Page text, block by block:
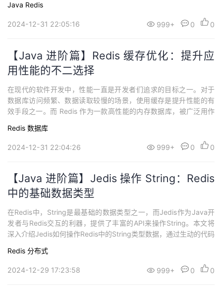
语言，通俗易懂的方式为你呈现。 了解 Redis Set在 Redis 中，Set
是一种无序...
Java Redis
2024-12-31 22:05:16 999+ 0 0
【Java 进阶篇】Redis 缓存优化：提升应
用性能的不二选择
在现代的软件开发中，性能一直是开发者们追求的目标之一。对于
数据库访问频繁、数据读取较慢的场景，使用缓存是提升性能的有
效手段之一。而 Redis 作为一款高性能的内存数据库，被广泛用作
过优化缓存提升应用性能的奥秘。 缓存的魅力缓存，就像是一位贴
心的助手，可以加速应用程序的许多操作。它通过将一些计算结果
Redis 数据库
2024-12-31 22:04:26 999+ 0 0
【Java 进阶篇】Jedis 操作 String：Redis
中的基础数据类型
在Redis中，String是最基础的数据类型之一，而Jedis作为Java开
发者与Redis交互的利器，提供了丰富的API来操作String。本文将
深入介绍Jedis如何操作Redis中的String类型数据，通过生动的代码
s中String的基本操作 1. 存储和获取数据在Redis中，可以通过SET
命令设置Str...
Redis 分布式
2024-12-29 17:23:58 999+ 0 0